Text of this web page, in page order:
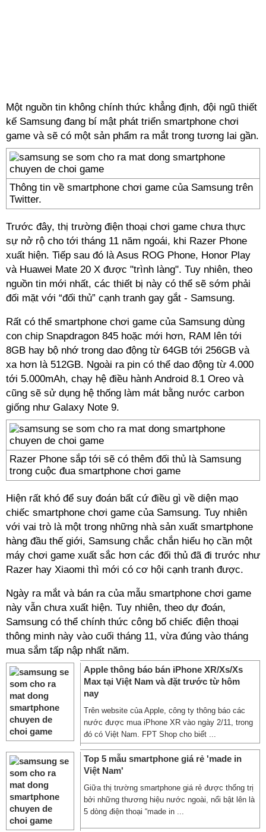
Một nguồn tin không chính thức khẳng định, đội ngũ thiết
kế Samsung đang bí mật phát triển smartphone chơi
game và sẽ có một sản phẩm ra mắt trong tương lai gần.
Thông tin về smartphone chơi game của Samsung trên
Twitter.
Trước đây, thị trường điện thoại chơi game chưa thực
sự nở rộ cho tới tháng 11 năm ngoái, khi Razer Phone
xuất hiện. Tiếp sau đó là Asus ROG Phone, Honor Play
và Huawei Mate 20 X được "trình làng". Tuy nhiên, theo
nguồn tin mới nhất, các thiết bị này có thể sẽ sớm phải
đối mặt với “đối thủ” cạnh tranh gay gắt - Samsung.
Rất có thể smartphone chơi game của Samsung dùng
con chip Snapdragon 845 hoặc mới hơn, RAM lên tới
8GB hay bộ nhớ trong dao động từ 64GB tới 256GB và
xa hơn là 512GB. Ngoài ra pin có thể dao động từ 4.000
tới 5.000mAh, chạy hệ điều hành Android 8.1 Oreo và
cũng sẽ sử dụng hệ thống làm mát bằng nước carbon
giống như Galaxy Note 9.
Razer Phone sắp tới sẽ có thêm đối thủ là Samsung
trong cuộc đua smartphone chơi game
Hiện rất khó để suy đoán bất cứ điều gì về diện mạo
chiếc smartphone chơi game của Samsung. Tuy nhiên
với vai trò là một trong những nhà sản xuất smartphone
hàng đầu thế giới, Samsung chắc chắn hiểu họ cần một
máy chơi game xuất sắc hơn các đối thủ đã đi trước như
Razer hay Xiaomi thì mới có cơ hội cạnh tranh được.
Ngày ra mắt và bán ra của mẫu smartphone chơi game
này vẫn chưa xuất hiện. Tuy nhiên, theo dự đoán,
Samsung có thể chính thức công bố chiếc điện thoại
thông minh này vào cuối tháng 11, vừa đúng vào tháng
mua sắm tấp nập nhất năm.
Apple thông báo bán iPhone XR/Xs/Xs
Max tại Việt Nam và đặt trước từ hôm
nay
Trên website của Apple, công ty thông báo các
nước được mua iPhone XR vào ngày 2/11, trong
đó có Việt Nam. FPT Shop cho biết ...
Top 5 mẫu smartphone giá rẻ 'made in
Việt Nam'
Giữa thị trường smartphone giá rẻ được thống trị
bởi những thương hiệu nước ngoài, nổi bật lên là
5 dòng điện thoại “made in ...